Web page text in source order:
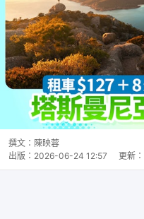
撰文： 陳映蓉
出版： 2026-06-24 12:57 更新：